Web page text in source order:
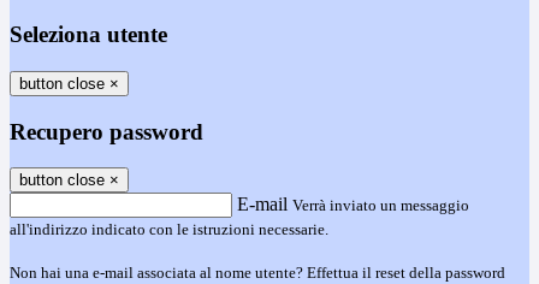
Seleziona utente
button close ×
Recupero password
button close ×
E-mail Verrà inviato un messaggio
all'indirizzo indicato con le istruzioni necessarie.
Non hai una e-mail associata al nome utente? Effettua il reset della password